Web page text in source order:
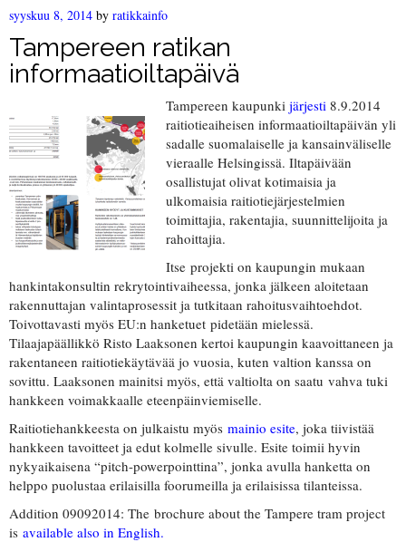
syyskuu 8, 2014 by ratikkainfo
Tampereen ratikan
informaatioiltapäivä
Tampereen kaupunki järjesti 8.9.2014
raitiotieaiheisen informaatioiltapäivän yli
sadalle suomalaiselle ja kansainväliselle
vieraalle Helsingissä. Iltapäivään
osallistujat olivat kotimaisia ja
ulkomaisia raitiotiejärjestelmien
toimittajia, rakentajia, suunnittelijoita ja
rahoittajia.
Itse projekti on kaupungin mukaan
hankintakonsultin rekrytointivaiheessa, jonka jälkeen aloitetaan
rakennuttajan valintaprosessit ja tutkitaan rahoitusvaihtoehdot.
Toivottavasti myös EU:n hanketuet pidetään mielessä.
Tilaajapäällikkö Risto Laaksonen kertoi kaupungin kaavoittaneen ja
rakentaneen raitiotiekäytävää jo vuosia, kuten valtion kanssa on
sovittu. Laaksonen mainitsi myös, että valtiolta on saatu vahva tuki
hankkeen voimakkaalle eteenpäinviemiselle.
Raitiotiehankkeesta on julkaistu myös mainio esite, joka tiivistää
hankkeen tavoitteet ja edut kolmelle sivulle. Esite toimii hyvin
nykyaikaisena “pitch-powerpointtina”, jonka avulla hanketta on
helppo puolustaa erilaisilla foorumeilla ja erilaisissa tilanteissa.
Addition 09092014: The brochure about the Tampere tram project
is available also in English.